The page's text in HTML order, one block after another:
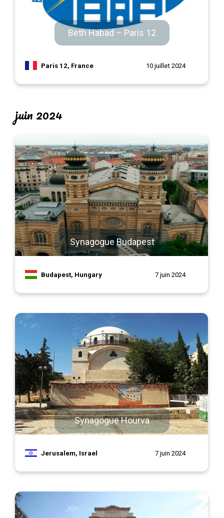
Beth Habad – Paris 12
Paris 12, France 10 juillet 2024
juin 2024
Synagogue Budapest
Budapest, Hungary 7 juin 2024
Synagogue Hourva
Jerusalem, Israel 7 juin 2024